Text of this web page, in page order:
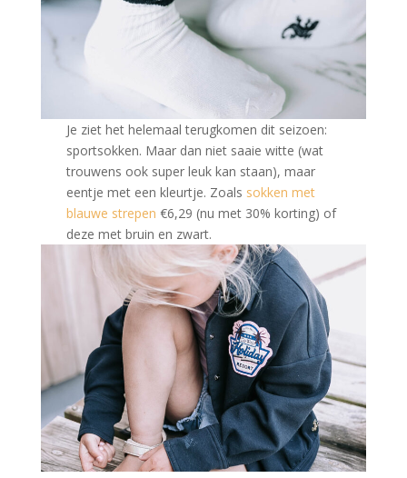
Je ziet het helemaal terugkomen dit seizoen:
sportsokken. Maar dan niet saaie witte (wat
trouwens ook super leuk kan staan), maar
eentje met een kleurtje. Zoals sokken met
blauwe strepen €6,29 (nu met 30% korting) of
deze met bruin en zwart.